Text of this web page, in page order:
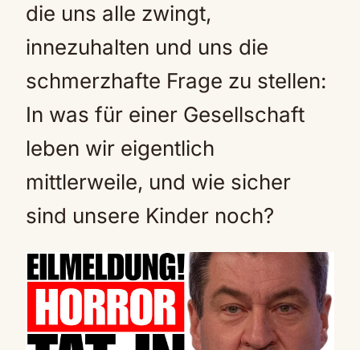
die uns alle zwingt,
innezuhalten und uns die
schmerzhafte Frage zu stellen:
In was für einer Gesellschaft
leben wir eigentlich
mittlerweile, und wie sicher
sind unsere Kinder noch?